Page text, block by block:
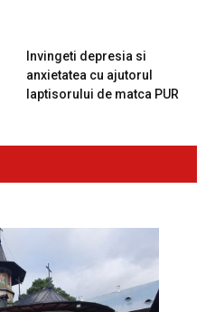
Invingeti depresia si
anxietatea cu ajutorul
laptisorului de matca PUR